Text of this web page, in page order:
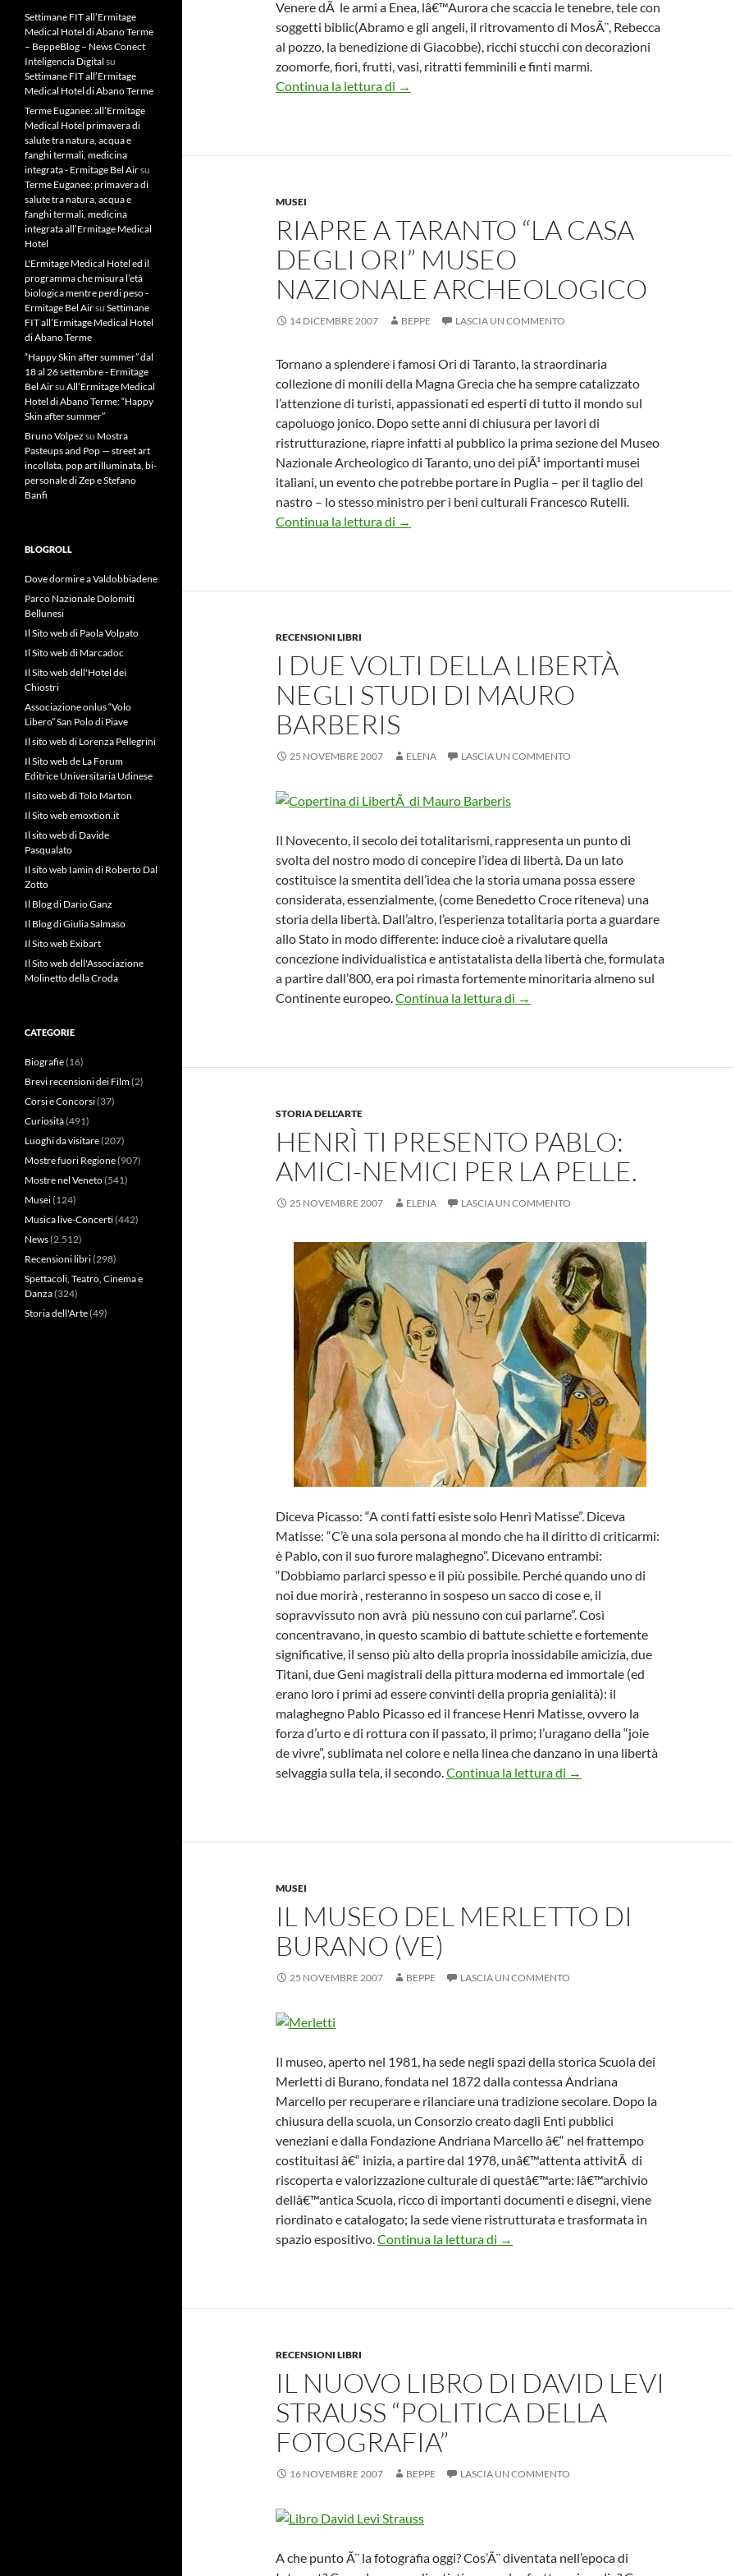
Venere dÃ le armi a Enea, lâ€™Aurora che scaccia le tenebre, tele con
soggetti biblic(Abramo e gli angeli, il ritrovamento di MosÃ¨, Rebecca
al pozzo, la benedizione di Giacobbe), ricchi stucchi con decorazioni
zoomorfe, fiori, frutti, vasi, ritratti femminili e finti marmi.
Continua la lettura di Il Museo della Ceramica a Bassano del Grappa (VI)
→
MUSEI
RIAPRE A TARANTO “LA CASA
DEGLI ORI” MUSEO
NAZIONALE ARCHEOLOGICO
14 DICEMBRE 2007 BEPPE LASCIA UN COMMENTO
Tornano a splendere i famosi Ori di Taranto, la straordinaria
collezione di monili della Magna Grecia che ha sempre catalizzato
l’attenzione di turisti, appassionati ed esperti di tutto il mondo sul
capoluogo jonico. Dopo sette anni di chiusura per lavori di
ristrutturazione, riapre infatti al pubblico la prima sezione del Museo
Nazionale Archeologico di Taranto, uno dei piÃ¹ importanti musei
italiani, un evento che potrebbe portare in Puglia – per il taglio del
nastro – lo stesso ministro per i beni culturali Francesco Rutelli.
Continua la lettura di Riapre a Taranto “La Casa degli Ori” Museo Nazionale
→
RECENSIONI LIBRI
I DUE VOLTI DELLA LIBERTÀ
NEGLI STUDI DI MAURO
BARBERIS
25 NOVEMBRE 2007 ELENA LASCIA UN COMMENTO
Il Novecento, il secolo dei totalitarismi, rappresenta un punto di
svolta del nostro modo di concepire l’idea di libertà. Da un lato
costituisce la smentita dell’idea che la storia umana possa essere
considerata, essenzialmente, (come Benedetto Croce riteneva) una
storia della libertà. Dall’altro, l’esperienza totalitaria porta a guardare
allo Stato in modo differente: induce cioè a rivalutare quella
concezione individualistica e antistatalista della libertà che, formulata
a partire dall’800, era poi rimasta fortemente minoritaria almeno sul
Continente europeo.Continua la lettura di I due volti della libertà negli studi di
→
STORIA DELL'ARTE
HENRÌ TI PRESENTO PABLO:
AMICI-NEMICI PER LA PELLE.
25 NOVEMBRE 2007 ELENA LASCIA UN COMMENTO
Diceva Picasso: “A conti fatti esiste solo Henrì Matisse”. Diceva
Matisse: “C’è una sola persona al mondo che ha il diritto di criticarmi:
è Pablo, con il suo furore malaghegno”. Dicevano entrambi:
“Dobbiamo parlarci spesso e il più possibile. Perché quando uno di
noi due morirà , resteranno in sospeso un sacco di cose e, il
sopravvissuto non avrà più nessuno con cui parlarne”. Così
concentravano, in questo scambio di battute schiette e fortemente
significative, il senso più alto della propria inossidabile amicizia, due
Titani, due Geni magistrali della pittura moderna ed immortale (ed
erano loro i primi ad essere convinti della propria genialità): il
malaghegno Pablo Picasso ed il francese Henrì Matisse, ovvero la
forza d’urto e di rottura con il passato, il primo; l’uragano della “joie
de vivre”, sublimata nel colore e nella linea che danzano in una libertà
selvaggia sulla tela, il secondo.Continua la lettura di Henrì ti presento Pablo:
→
MUSEI
IL MUSEO DEL MERLETTO DI
BURANO (VE)
25 NOVEMBRE 2007 BEPPE LASCIA UN COMMENTO
Il museo, aperto nel 1981, ha sede negli spazi della storica Scuola dei
Merletti di Burano, fondata nel 1872 dalla contessa Andriana
Marcello per recuperare e rilanciare una tradizione secolare. Dopo la
chiusura della scuola, un Consorzio creato dagli Enti pubblici
veneziani e dalla Fondazione Andriana Marcello â€“ nel frattempo
costituitasi â€“ inizia, a partire dal 1978, unâ€™attenta attivitÃ di
riscoperta e valorizzazione culturale di questâ€™arte: lâ€™archivio
dellâ€™antica Scuola, ricco di importanti documenti e disegni, viene
riordinato e catalogato; la sede viene ristrutturata e trasformata in
spazio espositivo.Continua la lettura di Il Museo del Merletto di Burano (VE)
→
RECENSIONI LIBRI
IL NUOVO LIBRO DI DAVID LEVI
STRAUSS “POLITICA DELLA
FOTOGRAFIA”
16 NOVEMBRE 2007 BEPPE LASCIA UN COMMENTO
A che punto Ã¨ la fotografia oggi? Cos’Ã¨ diventata nell’epoca di
Settimane FIT all’Ermitage
Medical Hotel di Abano Terme
– BeppeBlog – News Conect
Inteligencia Digital su
Settimane FIT all’Ermitage
Medical Hotel di Abano Terme
Terme Euganee: all’Ermitage
Medical Hotel primavera di
salute tra natura, acqua e
fanghi termali, medicina
integrata - Ermitage Bel Airsu
Terme Euganee: primavera di
salute tra natura, acqua e
fanghi termali, medicina
integrata all’Ermitage Medical
Hotel
L'Ermitage Medical Hotel ed il
programma che misura l’età
biologica mentre perdi peso -
Ermitage Bel Airsu Settimane
FIT all’Ermitage Medical Hotel
di Abano Terme
“Happy Skin after summer” dal
18 al 26 settembre - Ermitage
Bel Airsu All’Ermitage Medical
Hotel di Abano Terme: “Happy
Skin after summer”
Bruno Volpez su Mostra
Pasteups and Pop — street art
incollata, pop art illuminata, bi-
personale di Zep e Stefano
Banfi
BLOGROLL
Dove dormire a Valdobbiadene
Parco Nazionale Dolomiti
Bellunesi
Il Sito web di Paola Volpato
Il Sito web di Marcadoc
Il Sito web dell'Hotel dei
Chiostri
Associazione onlus “Volo
Libero” San Polo di Piave
Il sito web di Lorenza Pellegrini
Il Sito web de La Forum
Editrice Universitaria Udinese
Il sito web di Tolo Marton
Il Sito web emoxtion.it
Il sito web di Davide
Pasqualato
Il sito web Iamin di Roberto Dal
Zotto
Il Blog di Dario Ganz
Il Blog di Giulia Salmaso
Il Sito web Exibart
Il Sito web dell'Associazione
Molinetto della Croda
CATEGORIE
Biografie(16)
Brevi recensioni dei Film(2)
Corsi e Concorsi(37)
Curiosità(491)
Luoghi da visitare(207)
Mostre fuori Regione(907)
Mostre nel Veneto(541)
Musei(124)
Musica live-Concerti(442)
News(2.512)
Recensioni libri(298)
Spettacoli, Teatro, Cinema e
Danza(324)
Storia dell'Arte(49)